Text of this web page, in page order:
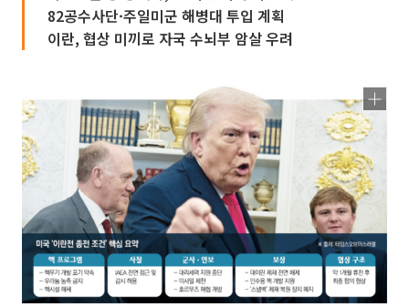
82공수사단·주일미군 해병대 투입 계획
이란, 협상 미끼로 자국 수뇌부 암살 우려